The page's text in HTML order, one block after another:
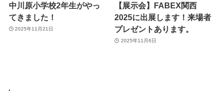
中川原小学校2年生がやっ
てきました！
2025年11月21日
【展示会】FABEX関西
2025に出展します！来場者
プレゼントあります。
2025年11月6日